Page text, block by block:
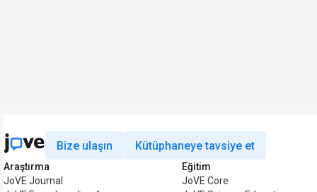
Bize ulaşın Kütüphaneye tavsiye et
Araştırma
JoVE Journal
Eğitim
JoVE Core